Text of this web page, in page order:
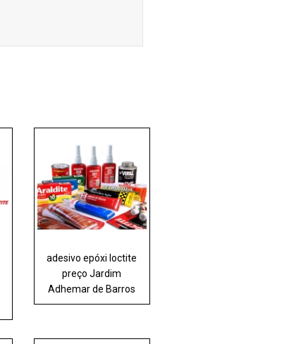
adesivo epóxi loctite
preço Jardim
Adhemar de Barros